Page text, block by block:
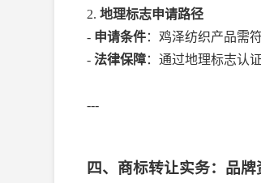
2. 地理标志申请路径
- 申请条件：鸡泽纺织产品需
- 法律保障：通过地理标志认
---
四、商标转让实务：品